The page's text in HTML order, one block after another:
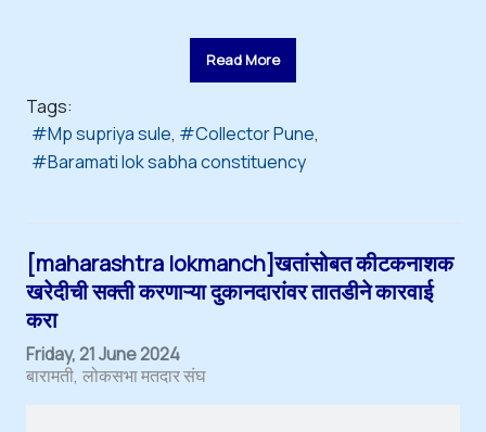
Read More
Tags:
Mp supriya sule
Collector Pune
Baramati lok sabha constituency
[maharashtra lokmanch]खतांसोबत कीटकनाशक
खरेदीची सक्ती करणाऱ्या दुकानदारांवर तातडीने कारवाई
करा
Friday, 21 June 2024
बारामती लोकसभा मतदार संघ